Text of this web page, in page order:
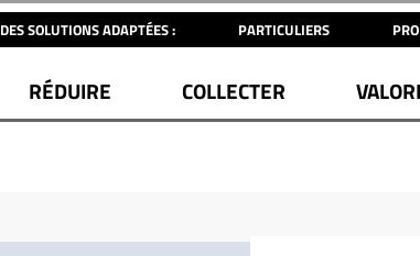
DES SOLUTIONS ADAPTÉES : PARTICULIERS
RÉDUIRE COLLECTER